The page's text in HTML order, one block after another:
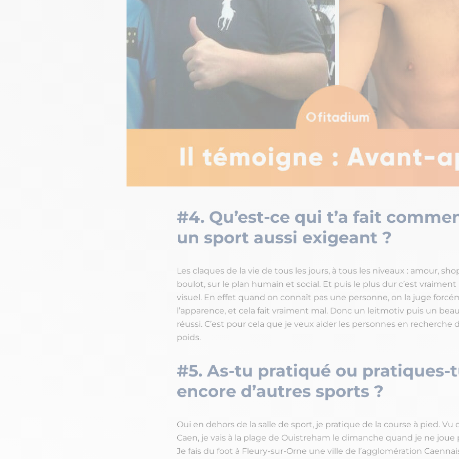
#4. Qu’est-ce qui t’a fait
un sport aussi exigeant ?
Les claques de la vie de tous les jours, à tous les niveaux : amour,
boulot, sur le plan humain et social. Et puis le plus dur c’est vraiment
visuel. En effet quand on connaît pas une personne, on la juge
l’apparence, et cela fait vraiment mal. Donc un leitmotiv puis un
réussi. C’est pour cela que je veux aider les personnes en recherche
poids.
#5. As-tu pratiqué ou pratiques-
encore d’autres sports ?
Oui en dehors de la salle de sport, je pratique de la course à pied. Vu
Caen, je vais à la plage de Ouistreham le dimanche quand je ne joue
Je fais du foot à Fleury-sur-Orne une ville de l’agglomération